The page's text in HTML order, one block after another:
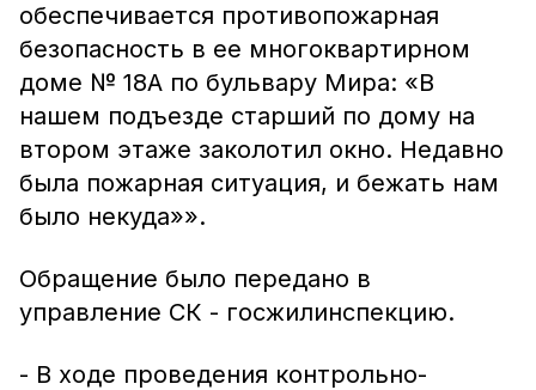
обеспечивается противопожарная
безопасность в ее многоквартирном
доме № 18А по бульвару Мира: «В
нашем подъезде старший по дому на
втором этаже заколотил окно. Недавно
была пожарная ситуация, и бежать нам
было некуда»».
Обращение было передано в
управление СК - госжилинспекцию.
- В ходе проведения контрольно-